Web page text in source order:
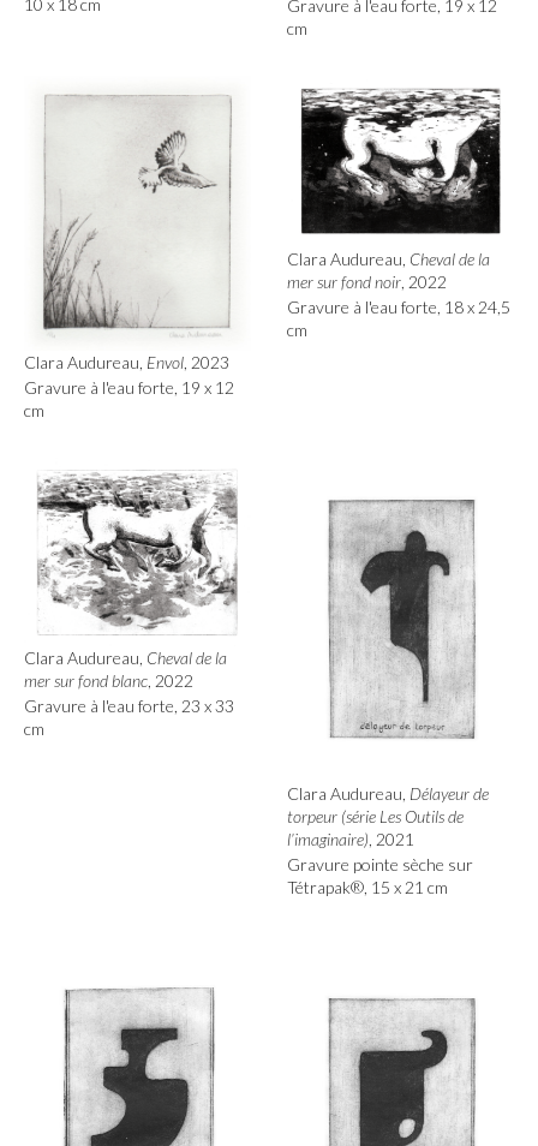
10 x 18 cm
Gravure à l'eau forte, 19 x 12
cm
Clara Audureau, Envol, 2023
Gravure à l'eau forte, 19 x 12
cm
Clara Audureau, Cheval de la
mer sur fond noir, 2022
Gravure à l'eau forte, 18 x 24,5
cm
Clara Audureau, Cheval de la
mer sur fond blanc , 2022
Gravure à l'eau forte, 23 x 33
cm
Clara Audureau, Délayeur de
torpeur (série Les Outils de
l’imaginaire) , 2021
Gravure pointe sèche sur
Tétrapak®, 15 x 21 cm